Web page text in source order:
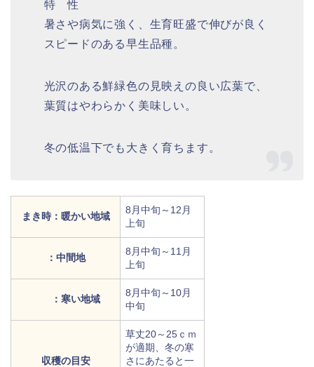
特 性
暑さや病気に強く、生育旺盛で伸びが良く
スピードのある早生品種。
光沢のある鮮緑色の見映えの良い広葉で、
葉質はやわらかく美味しい。
冬の低温下でも大きく育ちます。
まき時：暖かい地域
8月中旬～12月
上旬
：中間地
8月中旬～11月
上旬
：寒い地域
8月中旬～10月
中旬
収穫の目安
草丈20～25ｃｍ
が適期、冬の寒
さにあたると一